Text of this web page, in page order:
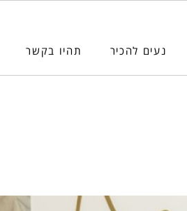
נעים להכיר תהיו בקשר